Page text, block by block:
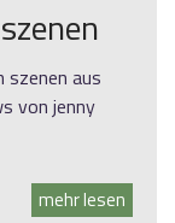
aus
von jenny
mehr lesen